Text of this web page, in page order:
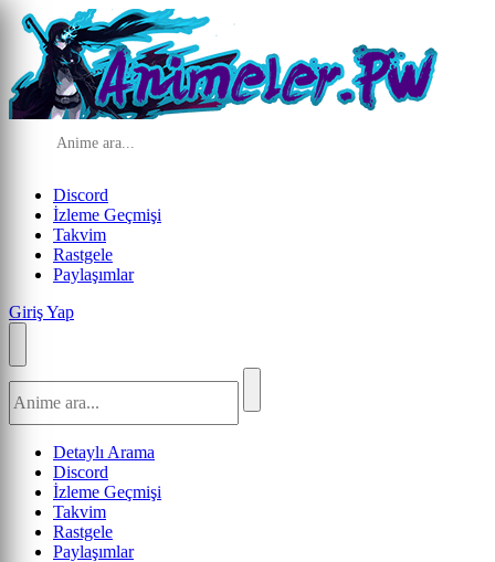
Discord
İzleme Geçmişi
Takvim
Rastgele
Paylaşımlar
Giriş Yap
Detaylı Arama
Discord
İzleme Geçmişi
Takvim
Rastgele
Paylaşımlar